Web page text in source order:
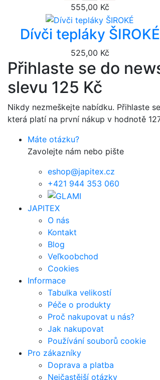
555,00 Kč
Dívči tepláky ŠIROKÉ
525,00 Kč
Přihlaste se do
slevu 125 Kč
Nikdy nezmeškejte nabídku. Přihlaste
která platí na první nákup v hodnotě
Máte otázku?
Zavolejte nám nebo pište
eshop@japitex.cz
+421 944 353 060
JAPITEX
O nás
Kontakt
Blog
Veľkoobchod
Cookies
Informace
Tabulka velikostí
Péče o produkty
Proč nakupovat u nás?
Jak nakupovat
Používání souborů cookie
Pro zákazníky
Doprava a platba
Nejčastější otázky